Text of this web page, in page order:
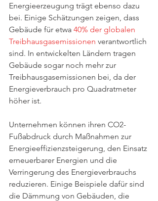
Energieerzeugung trägt ebenso dazu
bei. Einige Schätzungen zeigen, dass
Gebäude für etwa 40% der globalen
Treibhausgasemissionen verantwortlich
sind. In entwickelten Ländern tragen
Gebäude sogar noch mehr zur
Treibhausgasemissionen bei, da der
Energieverbrauch pro Quadratmeter
höher ist.
Unternehmen können ihren CO2-
Fußabdruck durch Maßnahmen zur
Energieeffizienzsteigerung, den Einsatz
erneuerbarer Energien und die
Verringerung des Energieverbrauchs
reduzieren. Einige Beispiele dafür sind
die Dämmung von Gebäuden, die